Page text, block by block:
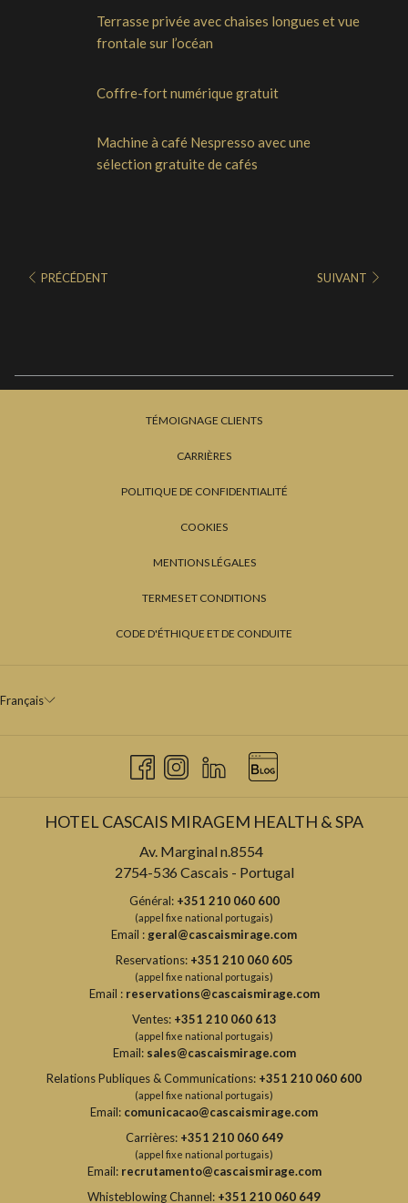
Terrasse privée avec chaises longues et vue
frontale sur l’océan
Coffre-fort numérique gratuit
Machine à café Nespresso avec une
sélection gratuite de cafés
PRÉCÉDENT SUIVANT
TÉMOIGNAGE CLIENTS
CARRIÈRES
POLITIQUE DE CONFIDENTIALITÉ
COOKIES
MENTIONS LÉGALES
TERMES ET CONDITIONS
CODE D'ÉTHIQUE ET DE CONDUITE
Français
HOTEL CASCAIS MIRAGEM HEALTH & SPA
Av. Marginal n.8554
2754-536 Cascais - Portugal
Général: +351 210 060 600
(appel fixe national portugais)
Email : geral@cascaismirage.com
Reservations: +351 210 060 605
(appel fixe national portugais)
Email : reservations@cascaismirage.com
Ventes: +351 210 060 613
(appel fixe national portugais)
Email: sales@cascaismirage.com
Relations Publiques & Communications: +351 210 060 600
(appel fixe national portugais)
Email: comunicacao@cascaismirage.com
Carrières: +351 210 060 649
(appel fixe national portugais)
Email: recrutamento@cascaismirage.com
Whisteblowing Channel: +351 210 060 649